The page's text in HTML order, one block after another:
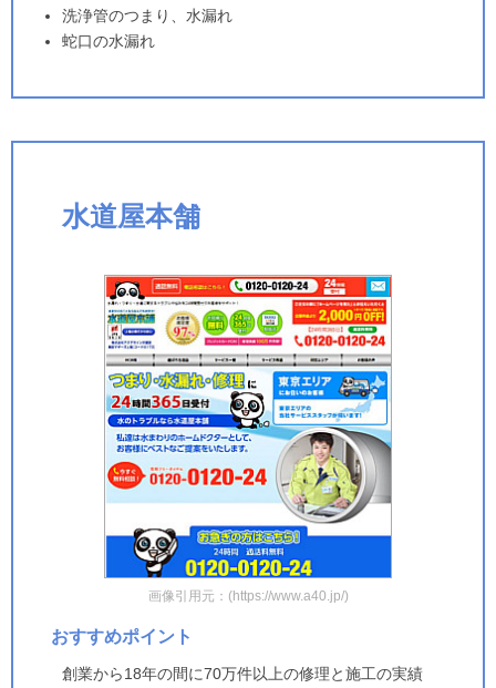
洗浄管のつまり、水漏れ
蛇口の水漏れ
水道屋本舗
画像引用元：(https://www.a40.jp/)
おすすめポイント
創業から18年の間に70万件以上の修理と施工の実績